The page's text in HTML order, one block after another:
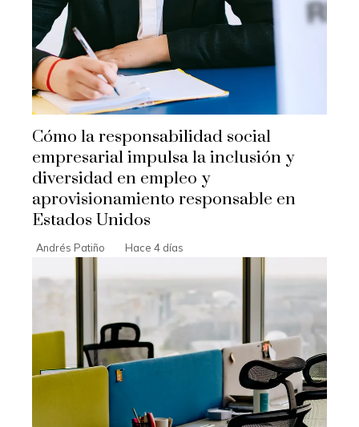
Cómo la responsabilidad social
empresarial impulsa la inclusión y
diversidad en empleo y
aprovisionamiento responsable en
Estados Unidos
Andrés Patiño Hace 4 días